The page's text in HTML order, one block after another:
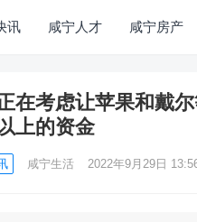
讯 咸宁人才 咸宁房产
在考虑让苹果和戴
上的资金
咸宁生活 2022年9月29日